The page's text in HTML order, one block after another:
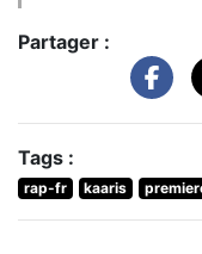
Partager :
Tags :
rap-fr kaaris